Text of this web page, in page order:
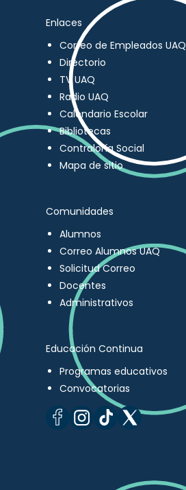
Enlaces
Correo de Empleados UAQ
Directorio
TV UAQ
Radio UAQ
Calendario Escolar
Bibliotecas
Contraloría Social
Mapa de sitio
Comunidades
Alumnos
Correo Alumnos UAQ
Solicitud Correo
Docentes
Administrativos
Educación Continua
Programas educativos
Convocatorias